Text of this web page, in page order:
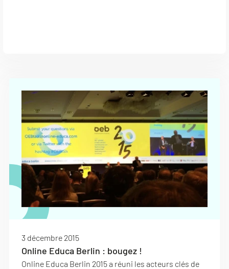
3 décembre 2015
Online Educa Berlin : bougez !
Online Educa Berlin 2015 a réuni les acteurs clés de